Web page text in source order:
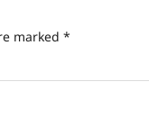
marked *